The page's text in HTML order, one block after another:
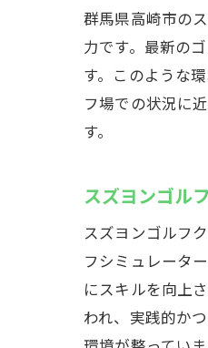
群馬県高崎市の
力です。最新の
す。このような
フ場での状況に
す。
スズヨンゴル
スズヨンゴルフ
フシミュレータ
にスキルを向上
われ、実践的か